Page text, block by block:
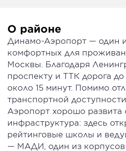
О районе
Динамо-Аэропорт — один
комфортных для
Москвы. Благодаря
проспекту и ТТК дорога
около 15 минут. Помимо
транспортной
Аэропорт хорошо развита
инфраструктура: здесь
рейтинговые школы и
— МАДИ, один из